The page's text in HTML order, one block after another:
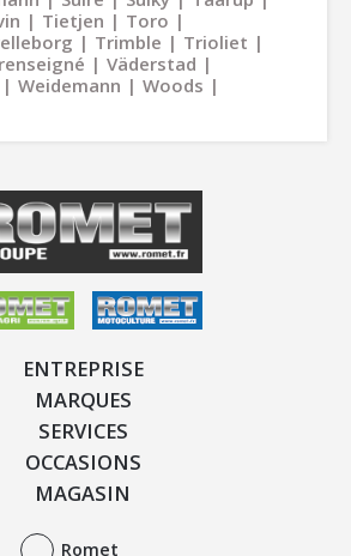
Tietjen
Toro
Trimble
Trioliet
Väderstad
Weidemann
Woods
ENTREPRISE
MARQUES
SERVICES
OCCASIONS
MAGASIN
Romet